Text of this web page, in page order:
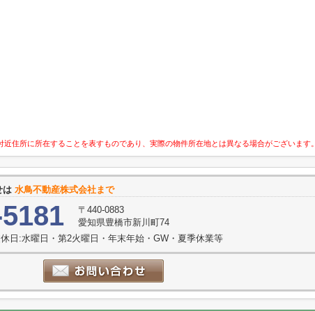
住所に所在することを表すものであり、実際の物件所在地とは異なる場合がございます。
は 水鳥不動産株式会社まで
〒440-0883
愛知県豊橋市新川町74
日:水曜日・第2火曜日・年末年始・GW・夏季休業等